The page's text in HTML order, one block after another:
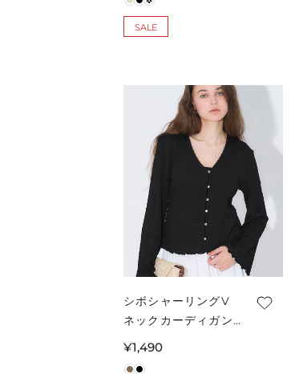
ース メール便不可
ル
価
価
格
SALE
シボシャーリングV
ネックカーディガン
レディース メール便
不可
通
常
¥1,490